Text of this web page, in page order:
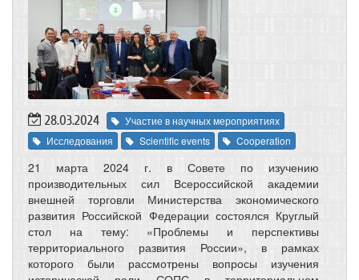
28.03.2024
Участие в научных мероприятиях
Исследования
Scientific events Cooperation
21 марта 2024 г. в Совете по изучению
производительных сил Всероссийской академии
внешней торговли Министерства экономического
развития Российской Федерации состоялся Круглый
стол на тему: «Проблемы и перспективы
территориального развития России», в рамках
которого были рассмотрены вопросы изучения